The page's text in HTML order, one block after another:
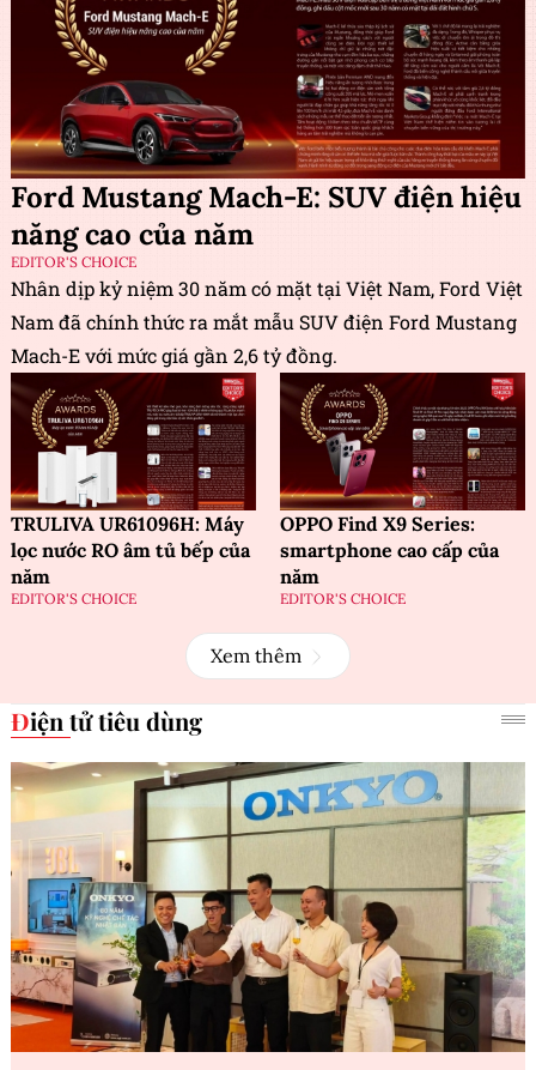
Ford Mustang Mach-E: SUV điện hiệu
năng cao của năm
EDITOR'S CHOICE
Nhân dịp kỷ niệm 30 năm có mặt tại Việt Nam, Ford Việt
Nam đã chính thức ra mắt mẫu SUV điện Ford Mustang
Mach-E với mức giá gần 2,6 tỷ đồng.
TRULIVA UR61096H: Máy
lọc nước RO âm tủ bếp của
năm
EDITOR'S CHOICE
OPPO Find X9 Series:
smartphone cao cấp của
năm
EDITOR'S CHOICE
Xem thêm
Điện tử tiêu dùng